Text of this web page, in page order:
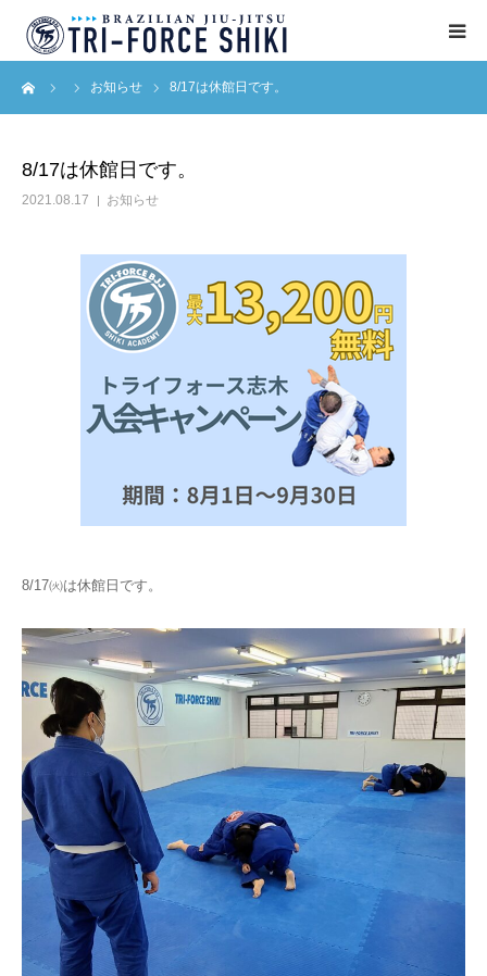
お知らせ 8/17は休館日です。
8/17は休館日です。
2021.08.17 お知らせ
8/17㈫は休館日です。
ABOUT
BLOG
アクセス
English